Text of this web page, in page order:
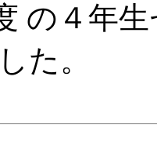
の４年
た。